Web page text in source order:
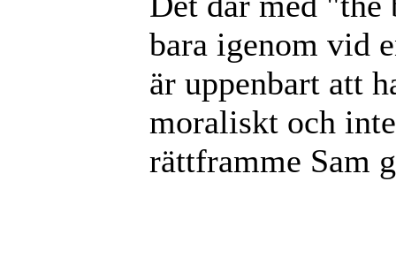
bara igenom vid
är uppenbart att
moraliskt och
rättframme Sam